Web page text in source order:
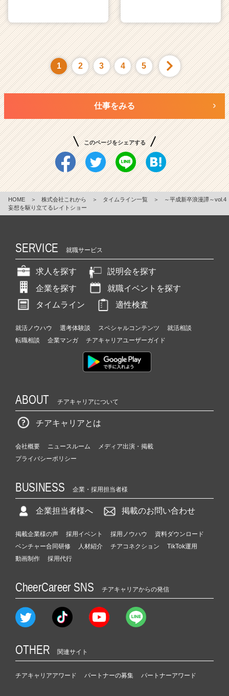
1 2 3 4 5
仕事をみる
このページをシェアする
HOME ＞ 株式会社これから ＞ タイムライン一覧 ＞
～平成新卒浪漫譚～vol.4
妄想を駆り立てるレイトショー
SERVICE 就職サービス
求人を探す
説明会を探す
企業を探す
就職イベントを探す
タイムライン
適性検査
就活ノウハウ 選考体験談 スペシャルコンテンツ
就活相談
転職相談
企業マンガ チアキャリアユーザーガイド
ABOUT チアキャリアについて
チアキャリアとは
会社概要 ニュースルーム
メディア出演・掲載
プライバシーポリシー
BUSINESS 企業・採用担当者様
企業担当者様へ 掲載のお問い合わせ
掲載企業様の声 採用イベント 採用ノウハウ
資料ダウンロード
ベンチャー合同研修
人材紹介 チアコネクション
TikTok運用
動画制作
採用代行
CheerCareer SNS チアキャリアからの発信
OTHER 関連サイト
チアキャリアアワード パートナーの募集 パートナーアワード